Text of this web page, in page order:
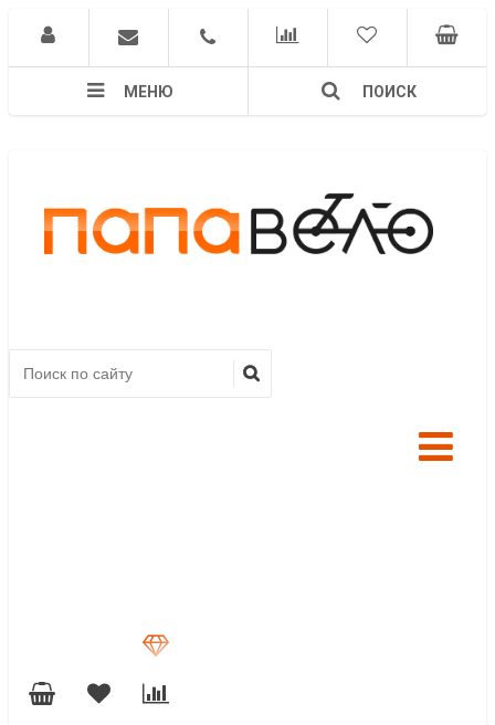
МЕНЮ ПОИСК